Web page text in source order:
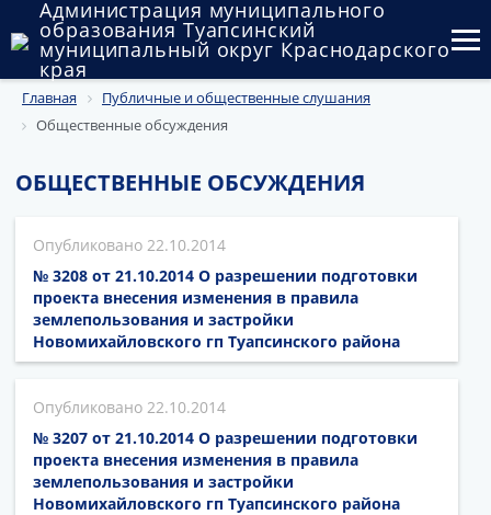
Администрация муниципального
образования Туапсинский
муниципальный округ Краснодарского
края
Округ
Муниципальные закупки
Государственный и муниципальный контроль
Муниципальное имущество
Публичные слушания и общественные обсуждения
Главная
Публичные и общественные слушания
Общественные обсуждения
ОБЩЕСТВЕННЫЕ ОБСУЖДЕНИЯ
22.10.2014
№ 3208 от 21.10.2014 О разрешении подготовки
проекта внесения изменения в правила
землепользования и застройки
Новомихайловского гп Туапсинского района
22.10.2014
№ 3207 от 21.10.2014 О разрешении подготовки
проекта внесения изменения в правила
землепользования и застройки
Новомихайловского гп Туапсинского района